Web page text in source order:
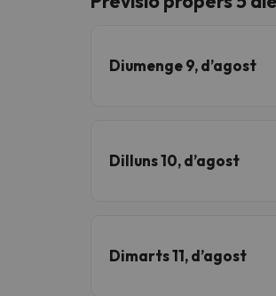
Vaja! Sembla que el
Diumenge 9, d’agost
Dilluns 10, d’agost
Dimarts 11, d’agost